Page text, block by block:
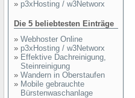
» p3xHosting / w3Networx
Die 5 beliebtesten Einträge
» Webhoster Online
» p3xHosting / w3Networx
» Effektive Dachreinigung,
Steinreinigung
» Wandern in Oberstaufen
» Mobile gebrauchte
Bürstenwaschanlage